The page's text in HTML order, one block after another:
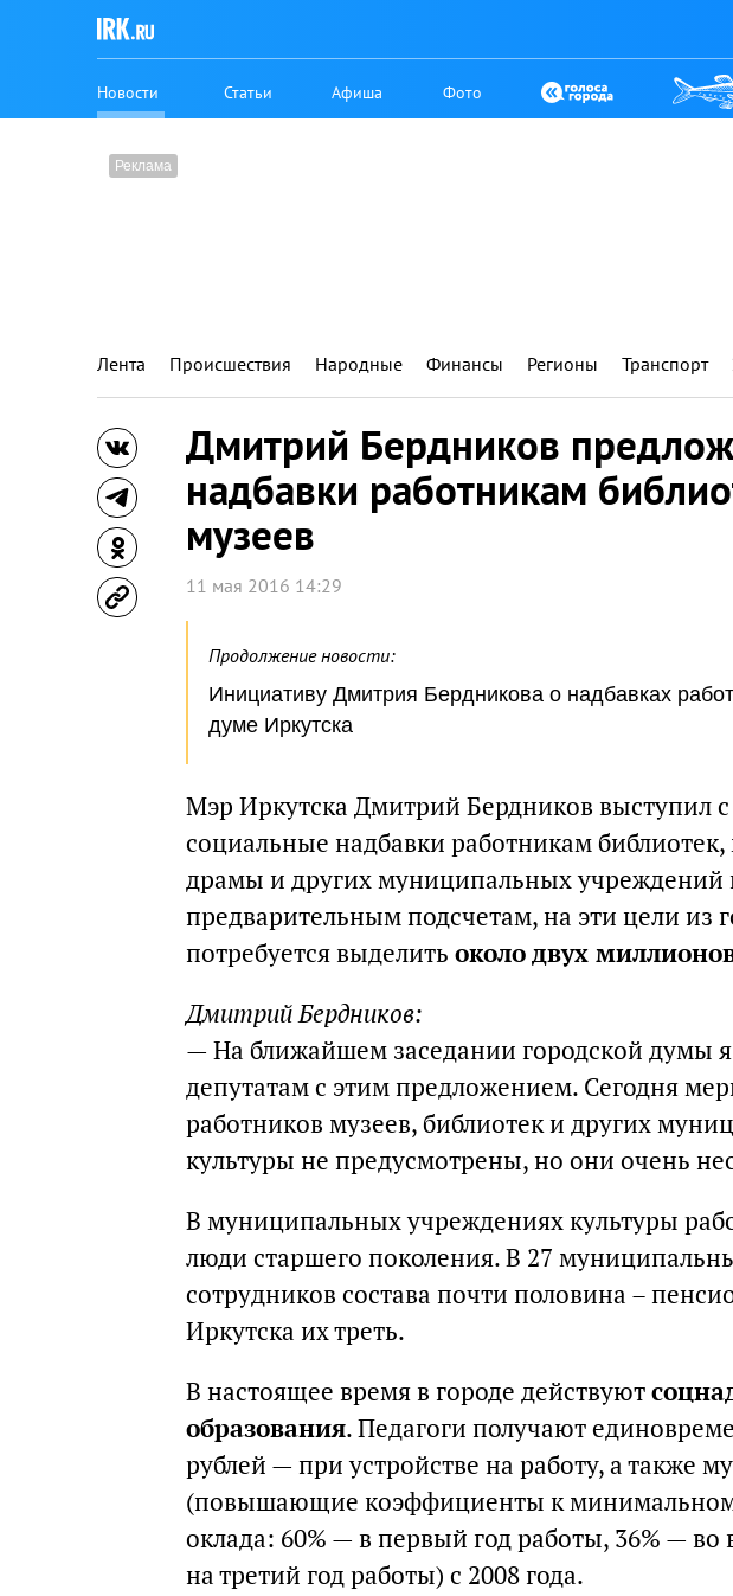
Новости Статьи Афиша Фото
Лента Происшествия Народные Финансы Регионы Транспорт
Дмитрий Бердников
надбавки работникам
музеев
11 мая 2016 14:29
Продолжение новости:
Инициативу Дмитрия Бердникова о надбавках
думе Иркутска
Мэр Иркутска Дмитрий Бердников выступил
социальные надбавки работникам библиотек,
драмы и других муниципальных учреждений
предварительным подсчетам, на эти цели из
потребуется выделить около двух
Дмитрий Бердников:
— На ближайшем заседании городской думы
депутатам с этим предложением. Сегодня
работников музеев, библиотек и других
культуры не предусмотрены, но они очень
В муниципальных учреждениях культуры
люди старшего поколения. В 27
сотрудников состава почти половина –
Иркутска их треть.
В настоящее время в городе действуют
образования. Педагоги получают
рублей — при устройстве на работу, а также
(повышающие коэффициенты к
оклада: 60% — в первый год работы, 36% — во
на третий год работы) с 2008 года.